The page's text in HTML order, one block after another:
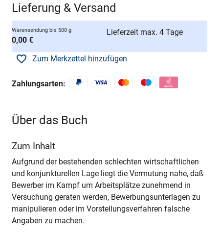
Lieferung & Versand
Warensendung bis 500 g
0,00 €
Lieferzeit max. 4 Tage
Zum Merkzettel hinzufügen
Zahlungsarten:
Über das Buch
Zum Inhalt
Aufgrund der bestehenden schlechten wirtschaftlichen
und konjunkturellen Lage liegt die Vermutung nahe, daß
Bewerber im Kampf um Arbeitsplätze zunehmend in
Versuchung geraten werden, Bewerbungsunterlagen zu
manipulieren oder im Vorstellungsverfahren falsche
Angaben zu machen.